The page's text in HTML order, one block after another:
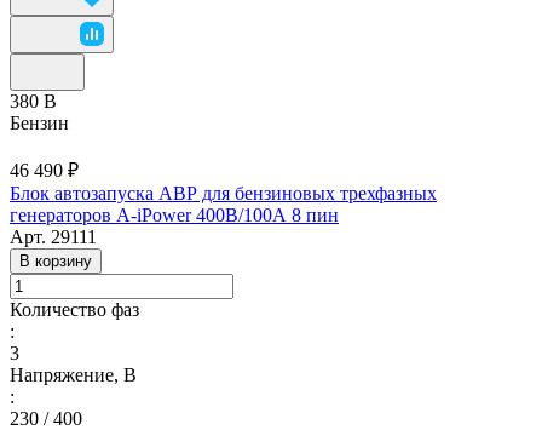
380 В
Бензин
46 490 ₽
Блок автозапуска АВР для бензиновых трехфазных
генераторов A-iPower 400В/100А 8 пин
Арт. 29111
В корзину
Количество фаз
:
3
Напряжение, В
:
230 / 400